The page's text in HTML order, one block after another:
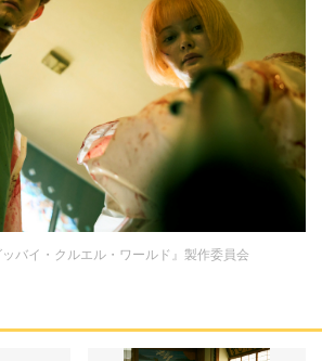
ッバイ・クルエル・ワールド』製作委員会